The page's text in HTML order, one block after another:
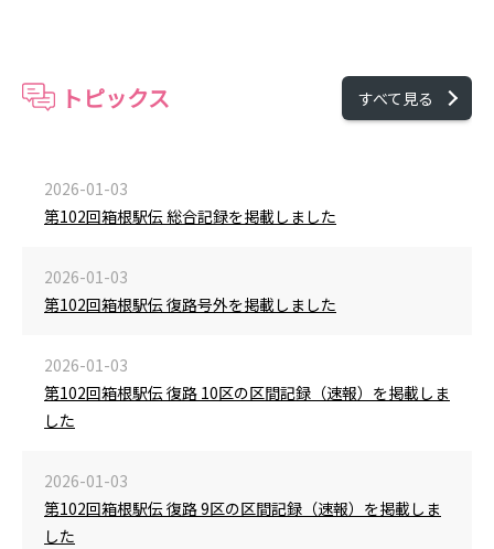
トピックス すべて見る
2026-01-03
第102回箱根駅伝 総合記録を掲載しました
2026-01-03
第102回箱根駅伝 復路号外を掲載しました
2026-01-03
第102回箱根駅伝 復路 10区の区間記録（速報）を掲載しま
した
2026-01-03
第102回箱根駅伝 復路 9区の区間記録（速報）を掲載しま
した